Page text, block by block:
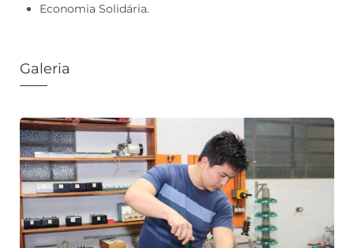
Economia Solidária.
Galeria